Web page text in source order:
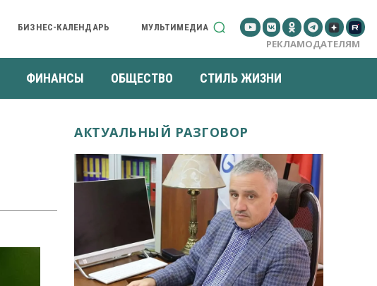
БИЗНЕС-КАЛЕНДАРЬ МУЛЬТИМЕДИА
РЕКЛАМОДАТЕЛЯМ
ФИНАНСЫ ОБЩЕСТВО СТИЛЬ ЖИЗНИ
АКТУАЛЬНЫЙ РАЗГОВОР